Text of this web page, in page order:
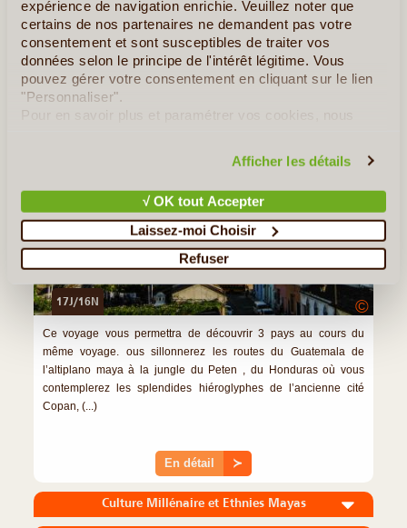
expérience de navigation enrichie. Veuillez noter que
certains de nos partenaires ne demandent pas votre
consentement et sont susceptibles de traiter vos
données selon le principe de l'intérêt légitime. Vous
pouvez gérer votre consentement en cliquant sur le lien
"Personnaliser".
Pour en savoir plus et paramétrer vos cookies, nous
Afficher les détails
√ OK tout Accepter
Laissez-moi Choisir
Refuser
Quelques Idées de Voyages au Guatemala
Guatemala, Honduras (Copan) et El Salvador
17J/16N ©
Ce voyage vous permettra de découvrir 3 pays au cours du
même voyage. ous sillonnerez les routes du Guatemala de
l’altiplano maya à la jungle du Peten , du Honduras où vous
contemplerez les splendides hiéroglyphes de l’ancienne cité
Copan, (...)
En détail ≻
Culture Millénaire et Ethnies Mayas